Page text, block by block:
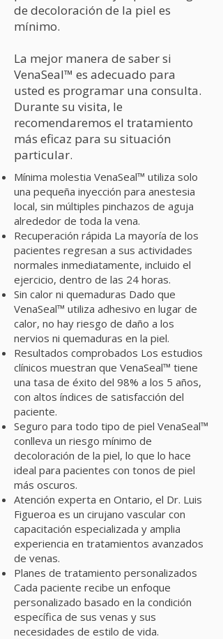
de decoloración de la piel es
mínimo.
La mejor manera de saber si
VenaSeal™ es adecuado para
usted es programar una consulta.
Durante su visita, le
recomendaremos el tratamiento
más eficaz para su situación
particular.
Mínima molestia VenaSeal™ utiliza solo
una pequeña inyección para anestesia
local, sin múltiples pinchazos de aguja
alrededor de toda la vena.
Recuperación rápida La mayoría de los
pacientes regresan a sus actividades
normales inmediatamente, incluido el
ejercicio, dentro de las 24 horas.
Sin calor ni quemaduras Dado que
VenaSeal™ utiliza adhesivo en lugar de
calor, no hay riesgo de daño a los
nervios ni quemaduras en la piel.
Resultados comprobados Los estudios
clínicos muestran que VenaSeal™ tiene
una tasa de éxito del 98% a los 5 años,
con altos índices de satisfacción del
paciente.
Seguro para todo tipo de piel VenaSeal™
conlleva un riesgo mínimo de
decoloración de la piel, lo que lo hace
ideal para pacientes con tonos de piel
más oscuros.
Atención experta en Ontario, el Dr. Luis
Figueroa es un cirujano vascular con
capacitación especializada y amplia
experiencia en tratamientos avanzados
de venas.
Planes de tratamiento personalizados
Cada paciente recibe un enfoque
personalizado basado en la condición
específica de sus venas y sus
necesidades de estilo de vida.